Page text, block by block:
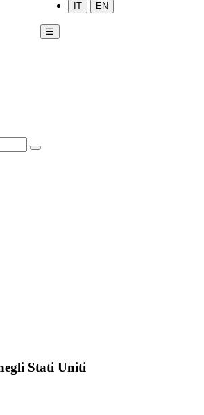
IT EN
☰
Stati Uniti